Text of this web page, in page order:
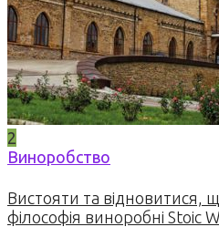
2
Виноробство
Вистояти та відновитися,
філософія виноробні Stoic